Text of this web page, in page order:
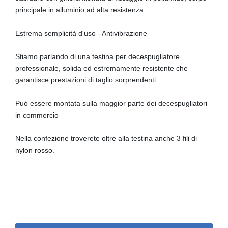
principale in alluminio ad alta resistenza.
Estrema semplicità d'uso - Antivibrazione
Stiamo parlando di una testina per decespugliatore
professionale, solida ed estremamente resistente che
garantisce prestazioni di taglio sorprendenti.
Può essere montata sulla maggior parte dei decespugliatori
in commercio
Nella confezione troverete oltre alla testina anche 3 fili di
nylon rosso.